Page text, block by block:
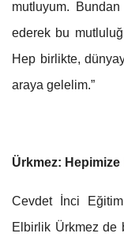
mutluyum.
ederek bu
Hep birlikte,
araya gelelim.”
Ürkmez:
Cevdet İnci
Elbirlik Ürkmez de